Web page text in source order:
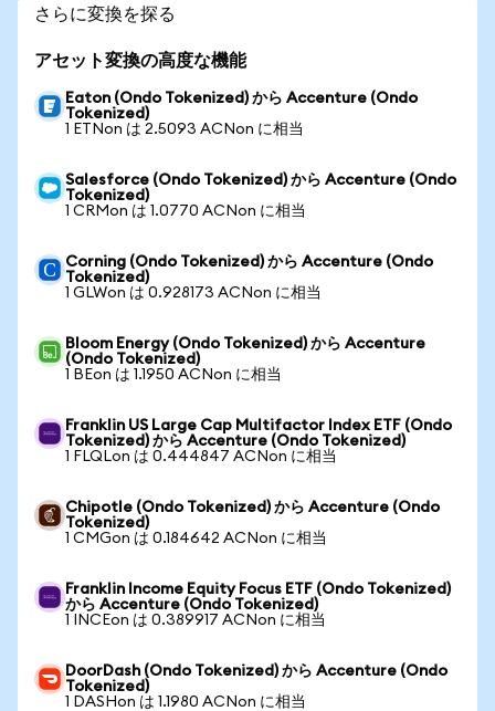
さらに変換を探る
アセット変換の高度な機能
Eaton (Ondo Tokenized) から Accenture (Ondo
Tokenized)
1 ETNon は 2.5093 ACNon に相当
Salesforce (Ondo Tokenized) から Accenture (Ondo
Tokenized)
1 CRMon は 1.0770 ACNon に相当
Corning (Ondo Tokenized) から Accenture (Ondo
Tokenized)
1 GLWon は 0.928173 ACNon に相当
Bloom Energy (Ondo Tokenized) から Accenture
(Ondo Tokenized)
1 BEon は 1.1950 ACNon に相当
Franklin US Large Cap Multifactor Index ETF (Ondo
Tokenized) から Accenture (Ondo Tokenized)
1 FLQLon は 0.444847 ACNon に相当
Chipotle (Ondo Tokenized) から Accenture (Ondo
Tokenized)
1 CMGon は 0.184642 ACNon に相当
Franklin Income Equity Focus ETF (Ondo Tokenized)
から Accenture (Ondo Tokenized)
1 INCEon は 0.389917 ACNon に相当
DoorDash (Ondo Tokenized) から Accenture (Ondo
Tokenized)
1 DASHon は 1.1980 ACNon に相当